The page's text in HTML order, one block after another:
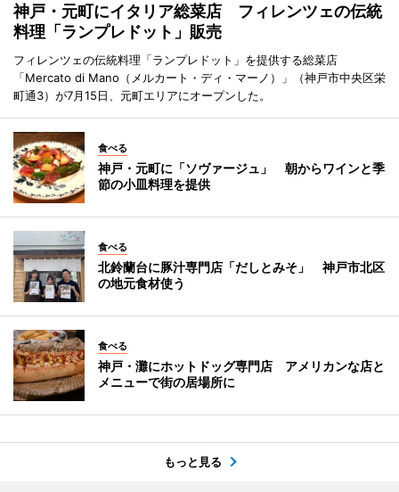
神戸・元町にイタリア総菜店 フィレンツェの伝統
料理「ランプレドット」販売
フィレンツェの伝統料理「ランプレドット」を提供する総菜店
「Mercato di Mano（メルカート・ディ・マーノ）」（神戸市中央区栄
町通3）が7月15日、元町エリアにオープンした。
食べる
神戸・元町に「ソヴァージュ」 朝からワインと季
節の小皿料理を提供
食べる
北鈴蘭台に豚汁専門店「だしとみそ」 神戸市北区
の地元食材使う
食べる
神戸・灘にホットドッグ専門店 アメリカンな店と
メニューで街の居場所に
もっと見る